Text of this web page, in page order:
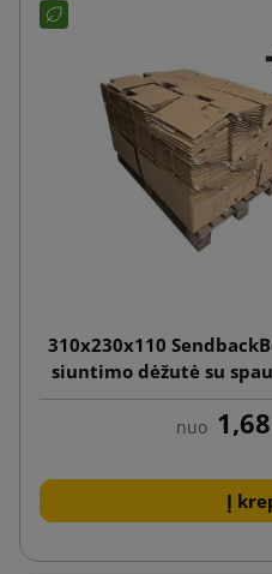
310x230x110
siuntimo dėžutė su
nuo
Į